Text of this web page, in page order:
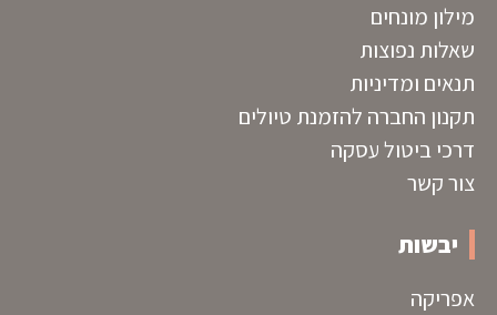
מילון מונחים
שאלות נפוצות
תנאים ומדיניות
תקנון החברה להזמנת טיולים
דרכי ביטול עסקה
צור קשר
יבשות
אפריקה